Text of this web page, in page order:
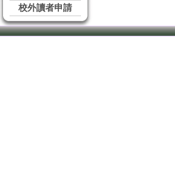
校外讀者申請